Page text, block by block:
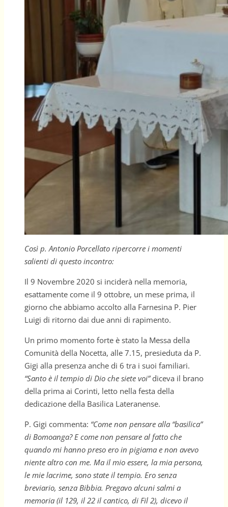
Così p. Antonio Porcellato ripercorre i momenti
salienti di questo incontro:
Il 9 Novembre 2020 si inciderà nella memoria,
esattamente come il 9 ottobre, un mese prima, il
giorno che abbiamo accolto alla Farnesina P. Pier
Luigi di ritorno dai due anni di rapimento.
Un primo momento forte è stato la Messa della
Comunità della Nocetta, alle 7.15, presieduta da P.
Gigi alla presenza anche di 6 tra i suoi familiari.
“Santo è il tempio di Dio che siete voi”diceva il brano
della prima ai Corinti, letto nella festa della
dedicazione della Basilica Lateranense.
P. Gigi commenta: “Come non pensare alla “basilica”
di Bomoanga? E come non pensare al fatto che
quando mi hanno preso ero in pigiama e non avevo
niente altro con me. Ma il mio essere, la mia persona,
le mie lacrime, sono state il tempio. Ero senza
breviario, senza Bibbia. Pregavo alcuni salmi a
memoria (il 129, il 22 il cantico, di Fil 2), dicevo il